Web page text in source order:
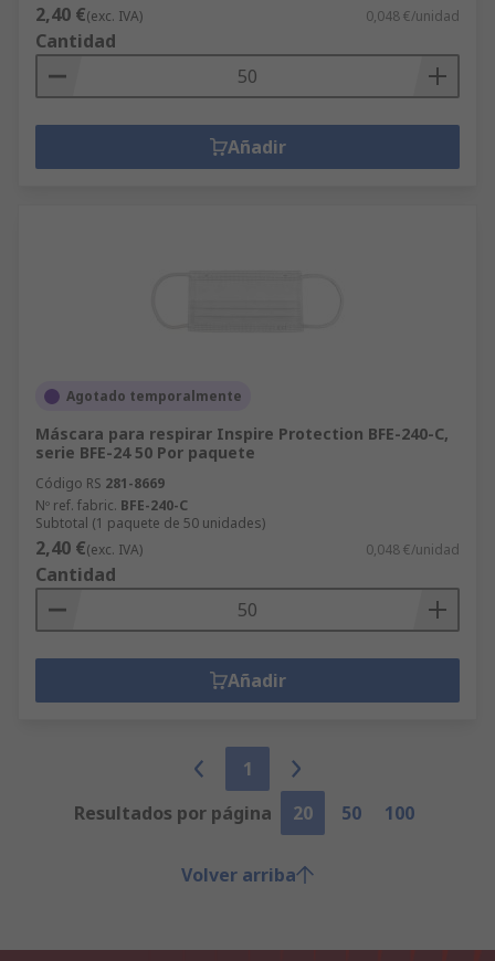
2,40 €(exc. IVA) 0,048 €/unidad
Cantidad
Añadir
Agotado temporalmente
Máscara para respirar Inspire Protection BFE-240-C,
serie BFE-24 50 Por paquete
Código RS 281-8669
Nº ref. fabric. BFE-240-C
Subtotal (1 paquete de 50 unidades)
2,40 €(exc. IVA) 0,048 €/unidad
Cantidad
Añadir
1
Resultados por página
20 50 100
Volver arriba